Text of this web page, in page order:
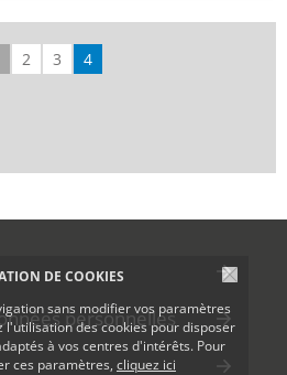
DE COOKIES
sans modifier vos paramètres
l'utilisation des cookies pour disposer
à vos centres d'intérêts. Pour
ces paramètres, cliquez ici
Précédent
2 3 4
personnelles